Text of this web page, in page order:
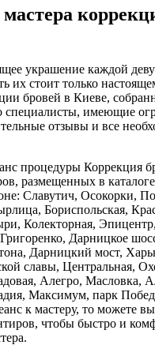
украшение каждой
их стоит только
бровей в Киеве,
специалисты, имеющие
отзывы и все
процедуры Коррекция
размещенных в
Славутич, Осокорки,
Бориспольская,
Колекторная,
Дарницкое
Дарницкий мост,
славы, Центральная,
Алегро, Масловка,
Максимум, парк
к мастеру, то можете
чтобы быстро и